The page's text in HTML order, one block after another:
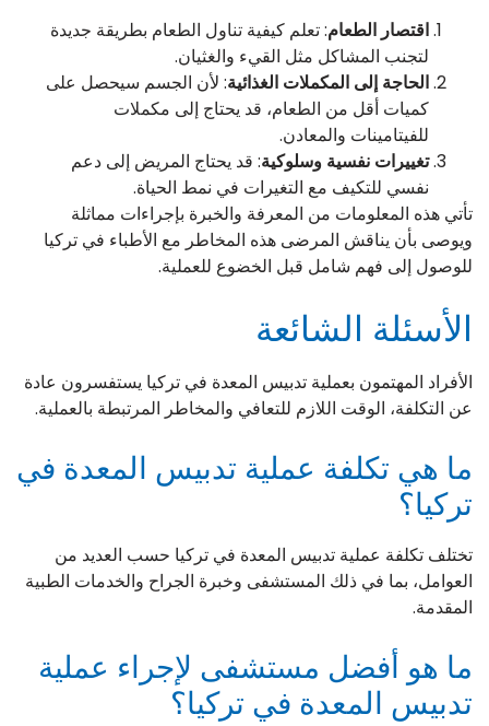
اقتصار الطعام: تعلم كيفية تناول الطعام بطريقة جديدة
لتجنب المشاكل مثل القيء والغثيان.
الحاجة إلى المكملات الغذائية: لأن الجسم سيحصل على
كميات أقل من الطعام، قد يحتاج إلى مكملات
للفيتامينات والمعادن.
تغييرات نفسية وسلوكية: قد يحتاج المريض إلى دعم
نفسي للتكيف مع التغيرات في نمط الحياة.
تأتي هذه المعلومات من المعرفة والخبرة بإجراءات مماثلة
ويوصى بأن يناقش المرضى هذه المخاطر مع الأطباء في تركيا
للوصول إلى فهم شامل قبل الخضوع للعملية.
الأسئلة الشائعة
الأفراد المهتمون بعملية تدبيس المعدة في تركيا يستفسرون عادة
عن التكلفة، الوقت اللازم للتعافي والمخاطر المرتبطة بالعملية.
ما هي تكلفة عملية تدبيس المعدة في
تركيا؟
تختلف تكلفة عملية تدبيس المعدة في تركيا حسب العديد من
العوامل، بما في ذلك المستشفى وخبرة الجراح والخدمات الطبية
المقدمة.
ما هو أفضل مستشفى لإجراء عملية
تدبيس المعدة في تركيا؟